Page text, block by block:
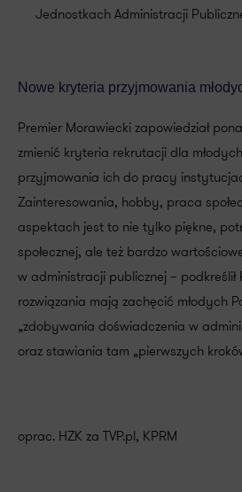
Jednostkach Administracji
Nowe kryteria przyjmowania
Premier Morawiecki zapowiedział
zmienić kryteria rekrutacji dla
przyjmowania ich do pracy
Zainteresowania, hobby, praca
aspektach jest to nie tylko piękne,
społecznej, ale też bardzo
w administracji publicznej – podkreślił
rozwiązania mają zachęcić młodych
„zdobywania doświadczenia w
oraz stawiania tam „pierwszych
oprac. HZK za TVP.pl, KPRM